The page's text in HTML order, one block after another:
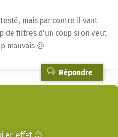
testé, mais par contre il vaut
de filtres d’un coup si on veut
mauvais 🙂
Répondre
en effet 🙂